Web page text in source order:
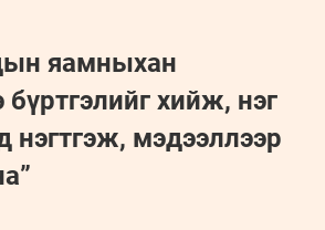
яамныхан
бүртгэлийг хийж, нэг
нэгтгэж, мэдээллээр